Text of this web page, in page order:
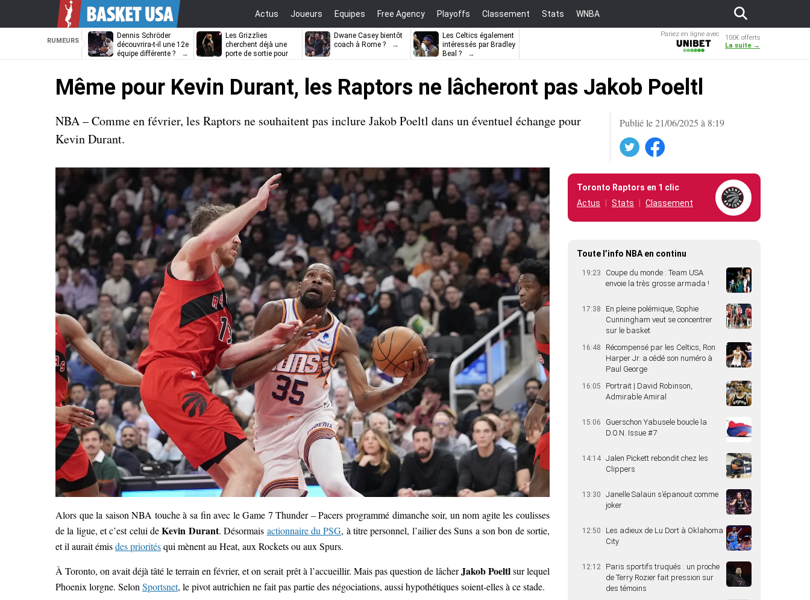
Actus Joueurs Equipes Free Agency Playoffs Classement Stats WNBA
RUMEURS
Dennis Schröder
découvrira-t-il une 12e
équipe différente ?
Les Grizzlies
cherchent déjà une
porte de sortie pour
Dwane Casey bientôt
coach à Rome ?
Les Celtics également
intéressés par Bradley
Beal ?
Pariez en ligne avec
100€ offerts
La suite →
Même pour Kevin Durant, les Raptors ne lâcheront pas Jakob Poeltl
Publié le 21/06/2025 à 8:19
Facebook
NBA – Comme en février, les Raptors ne souhaitent pas inclure Jakob Poeltl dans un éventuel échange pour
Kevin Durant.
Alors que la saison NBA touche à sa fin avec le Game 7 Thunder – Pacers programmé dimanche soir, un nom agite les coulisses
de la ligue, et c’est celui deKevin Durant. Désormais actionnaire du PSG, à titre personnel, l’ailier des Suns a son bon de sortie,
et il aurait émisdes prioritésqui mènent au Heat, aux Rockets ou aux Spurs.
À Toronto, on avait déjà tâté le terrain en février, et on serait prêt à l’accueillir. Mais pas question de lâcherJakob Poeltlsur lequel
Phoenix lorgne. Selon Sportsnet, le pivot autrichien ne fait pas partie des négociations, aussi hypothétiques soient-elles à ce stade.
Toronto Raptors en 1 clic
Actus
Stats Classement
Toute l’info NBA en continu
19:23
Coupe du monde : Team USA
envoie la très grosse armada !
17:38
En pleine polémique, Sophie
Cunningham veut se concentrer
sur le basket
16:48
Récompensé par les Celtics, Ron
Harper Jr. a cédé son numéro à
Paul George
16:05
Portrait | David Robinson,
Admirable Amiral
15:06
Guerschon Yabusele boucle la
D.O.N. Issue #7
14:14 Jalen Pickett rebondit chez les
Clippers
13:30
Janelle Salaün s’épanouit comme
joker
12:50
Les adieux de Lu Dort à Oklahoma
City
12:12
Paris sportifs truqués : un proche
de Terry Rozier fait pression sur
des témoins